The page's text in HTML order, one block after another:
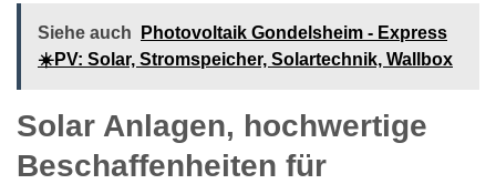
Siehe auch
Photovoltaik Gondelsheim - Express
☀️PV️: Solar, Stromspeicher, Solartechnik, Wallbox
Solar Anlagen, hochwertige
Beschaffenheiten für